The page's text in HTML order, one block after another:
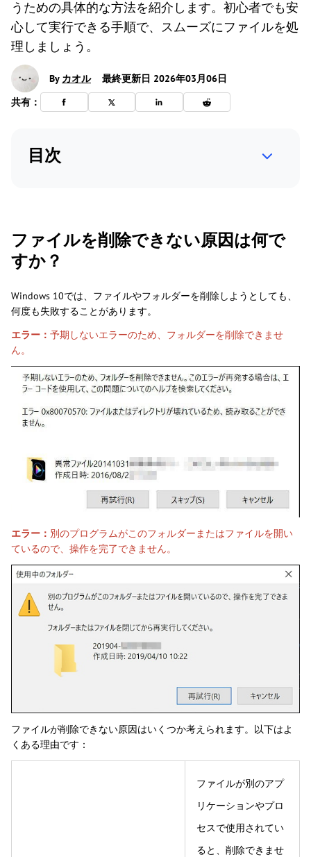
うための具体的な方法を紹介します。初心者でも安
心して実行できる手順で、スムーズにファイルを処
理しましょう。
By カオル
最終更新日 2026年03月06日
共有：
目次
ファイルを削除できない原因は何で
すか？
Windows 10では、ファイルやフォルダーを削除しようとしても、
何度も失敗することがあります。
エラー： 予期しないエラーのため、フォルダーを削除できませ
ん。
エラー： 別のプログラムがこのフォルダーまたはファイルを開い
ているので、操作を完了できません。
ファイルが削除できない原因はいくつか考えられます。以下はよ
くある理由です：
ファイルが別のアプ
リケーションやプロ
セスで使用されてい
ると、削除できませ